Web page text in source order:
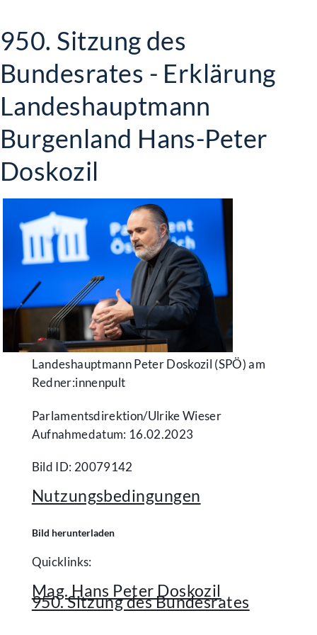
950. Sitzung des
Bundesrates - Erklärung
Landeshauptmann
Burgenland Hans-Peter
Doskozil
Landeshauptmann Peter Doskozil (SPÖ) am
Redner:innenpult
Parlamentsdirektion/​Ulrike Wieser
Aufnahmedatum: 16.02.2023
Bild ID: 20079142
Nutzungsbedingungen
Bild herunterladen
Quicklinks:
Mag. Hans Peter Doskozil
950. Sitzung des Bundesrates